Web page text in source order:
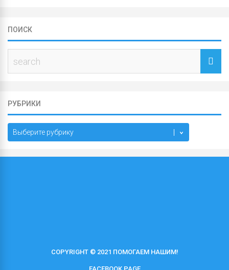
ПОИСК
РУБРИКИ
Рубрики
COPYRIGHT © 2021 ПОМОГАЕМ НАШИМ!